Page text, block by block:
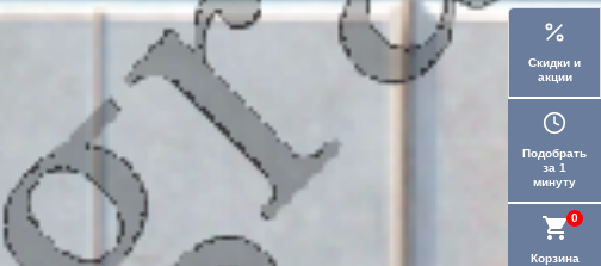
Скидки и
акции
Подобрать
за 1
минуту
Корзина
0